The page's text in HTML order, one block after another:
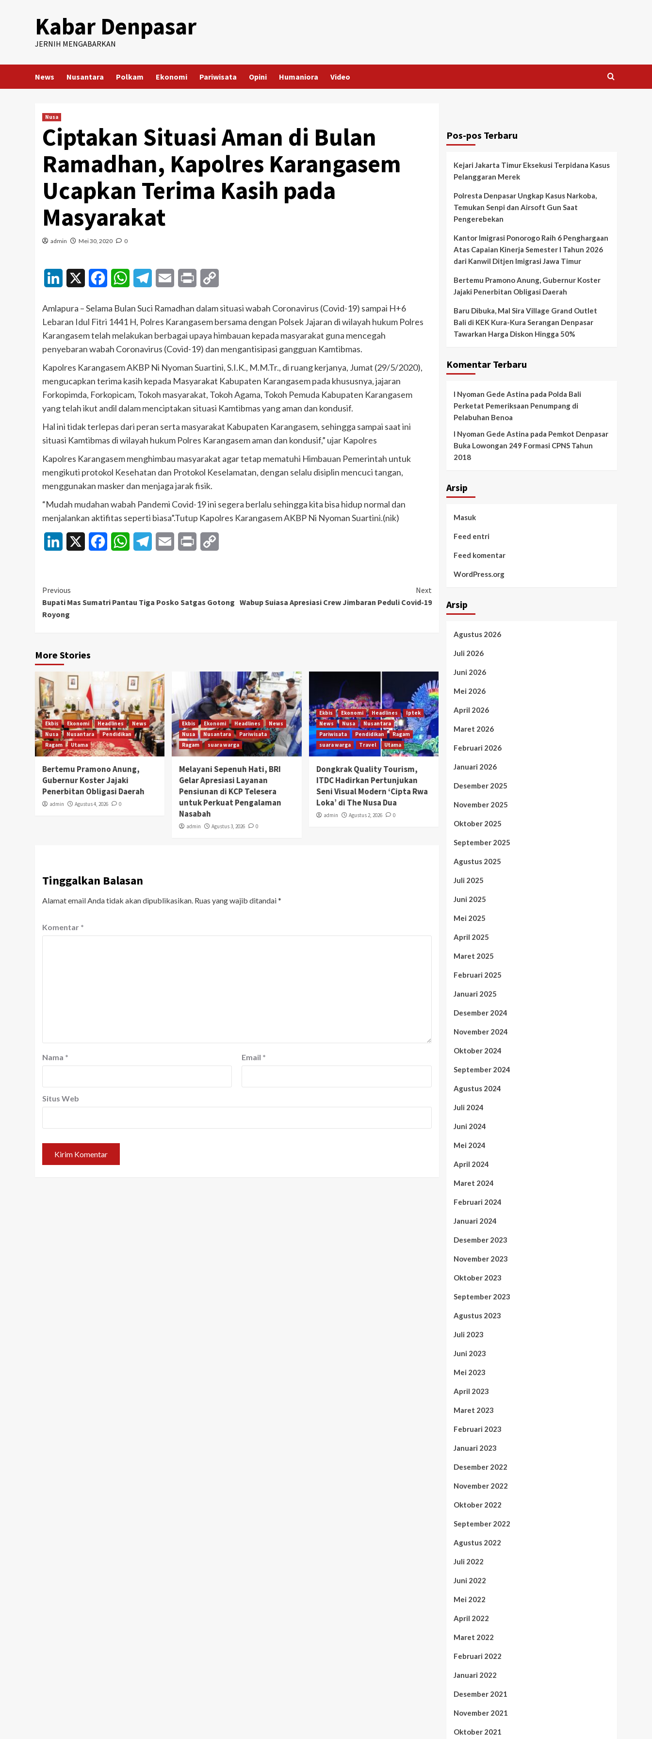
Kabar Denpasar
JERNIH MENGABARKAN
News Nusantara Polkam Ekonomi Pariwisata Opini Humaniora Video
Nusa
Ciptakan Situasi Aman di Bulan
Ramadhan, Kapolres Karangasem
Ucapkan Terima Kasih pada
Masyarakat
admin Mei 30, 2020 0
LinkedIn FacebookWhatsAppTelegramEmail Print
Amlapura – Selama Bulan Suci Ramadhan dalam situasi wabah Coronavirus (Covid-19) sampai H+6
Lebaran Idul Fitri 1441 H, Polres Karangasem bersama dengan Polsek Jajaran di wilayah hukum Polres
Karangasem telah melakukan berbagai upaya himbauan kepada masyarakat guna mencegah
penyebaran wabah Coronavirus (Covid-19) dan mengantisipasi gangguan Kamtibmas.
Kapolres Karangasem AKBP Ni Nyoman Suartini, S.I.K., M.M.Tr., di ruang kerjanya, Jumat (29/5/2020),
mengucapkan terima kasih kepada Masyarakat Kabupaten Karangasem pada khususnya, jajaran
Forkopimda, Forkopicam, Tokoh masyarakat, Tokoh Agama, Tokoh Pemuda Kabupaten Karangasem
yang telah ikut andil dalam menciptakan situasi Kamtibmas yang aman dan kondusif.
Hal ini tidak terlepas dari peran serta masyarakat Kabupaten Karangasem, sehingga sampai saat ini
situasi Kamtibmas di wilayah hukum Polres Karangasem aman dan kondusif,” ujar Kapolres
Kapolres Karangasem menghimbau masyarakat agar tetap mematuhi Himbauan Pemerintah untuk
mengikuti protokol Kesehatan dan Protokol Keselamatan, dengan selalu disiplin mencuci tangan,
menggunakan masker dan menjaga jarak fisik.
“Mudah mudahan wabah Pandemi Covid-19 ini segera berlalu sehingga kita bisa hidup normal dan
menjalankan aktifitas seperti biasa”.Tutup Kapolres Karangasem AKBP Ni Nyoman Suartini.(nik)
LinkedIn FacebookWhatsAppTelegramEmail Print
Continue
Reading
Previous
Bupati Mas Sumatri Pantau Tiga Posko Satgas Gotong
Royong
Next
Wabup Suiasa Apresiasi Crew Jimbaran Peduli Covid-19
More Stories
Ekbis Ekonomi Headlines
News
Nusa
Nusantara
Pendidikan
Ragam
Utama
Bertemu Pramono Anung,
Gubernur Koster Jajaki
Penerbitan Obligasi Daerah
admin Agustus 4, 2026 0
Ekbis Ekonomi Headlines
News
Nusa
Nusantara
Pariwisata
Ragam
suara warga
Melayani Sepenuh Hati, BRI
Gelar Apresiasi Layanan
Pensiunan di KCP Telesera
untuk Perkuat Pengalaman
Nasabah
admin Agustus 3, 2026 0
Ekbis Ekonomi Headlines
Iptek
News
Nusa
Nusantara
Pariwisata
Pendidikan
Ragam
suara warga
Travel Utama
Dongkrak Quality Tourism,
ITDC Hadirkan Pertunjukan
Seni Visual Modern ‘Cipta Rwa
Loka’ di The Nusa Dua
admin Agustus 2, 2026 0
Tinggalkan Balasan
Alamat email Anda tidak akan dipublikasikan. Ruas yang wajib ditandai*
Komentar *
Nama * Email *
Situs Web
Pos-pos Terbaru
Kejari Jakarta Timur Eksekusi Terpidana Kasus
Pelanggaran Merek
Polresta Denpasar Ungkap Kasus Narkoba,
Temukan Senpi dan Airsoft Gun Saat
Pengerebekan
Kantor Imigrasi Ponorogo Raih 6 Penghargaan
Atas Capaian Kinerja Semester I Tahun 2026
dari Kanwil Ditjen Imigrasi Jawa Timur
Bertemu Pramono Anung, Gubernur Koster
Jajaki Penerbitan Obligasi Daerah
Baru Dibuka, Mal Sira Village Grand Outlet
Bali di KEK Kura-Kura Serangan Denpasar
Tawarkan Harga Diskon Hingga 50%
Komentar Terbaru
I Nyoman Gede Astina pada Polda Bali
Perketat Pemeriksaan Penumpang di
Pelabuhan Benoa
I Nyoman Gede Astina pada Pemkot Denpasar
Buka Lowongan 249 Formasi CPNS Tahun
2018
Arsip
Masuk
Feed entri
Feed komentar
WordPress.org
Arsip
Agustus 2026
Juli 2026
Juni 2026
Mei 2026
April 2026
Maret 2026
Februari 2026
Januari 2026
Desember 2025
November 2025
Oktober 2025
September 2025
Agustus 2025
Juli 2025
Juni 2025
Mei 2025
April 2025
Maret 2025
Februari 2025
Januari 2025
Desember 2024
November 2024
Oktober 2024
September 2024
Agustus 2024
Juli 2024
Juni 2024
Mei 2024
April 2024
Maret 2024
Februari 2024
Januari 2024
Desember 2023
November 2023
Oktober 2023
September 2023
Agustus 2023
Juli 2023
Juni 2023
Mei 2023
April 2023
Maret 2023
Februari 2023
Januari 2023
Desember 2022
November 2022
Oktober 2022
September 2022
Agustus 2022
Juli 2022
Juni 2022
Mei 2022
April 2022
Maret 2022
Februari 2022
Januari 2022
Desember 2021
November 2021
Oktober 2021